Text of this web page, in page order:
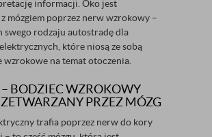
informacji. Oko jest
z mózgiem poprzez nerw wzrokowy –
swego rodzaju autostradę dla
które niosą ze sobą
wzrokowe na temat otoczenia.
– BODZIEC WZROKOWY
PRZEZ MÓZG
trafia poprzez nerw do kory